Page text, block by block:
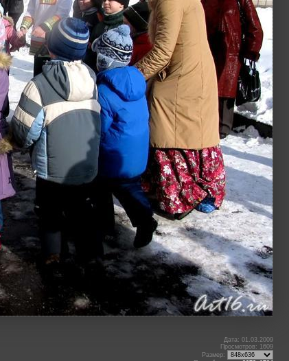
Дата: 01.03.2009
Просмотров: 1609
Размер: